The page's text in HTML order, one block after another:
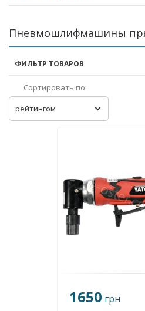
ФИЛЬТР ТОВАРОВ
Пневмошлифмашины
Сортировать по:
рейтингом
1650 грн